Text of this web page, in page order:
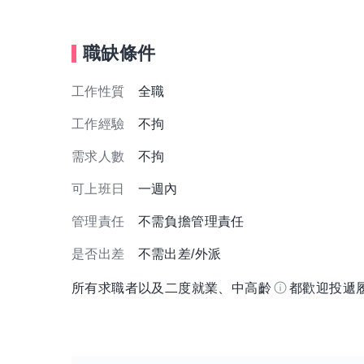
職缺條件
工作性質 全職
工作經驗 不拘
需求人數 不拘
可上班日 一週內
管理責任 不需負擔管理責任
是否出差 不需出差/外派
所有求職者以及二度就業、中高齡 都歡迎投遞